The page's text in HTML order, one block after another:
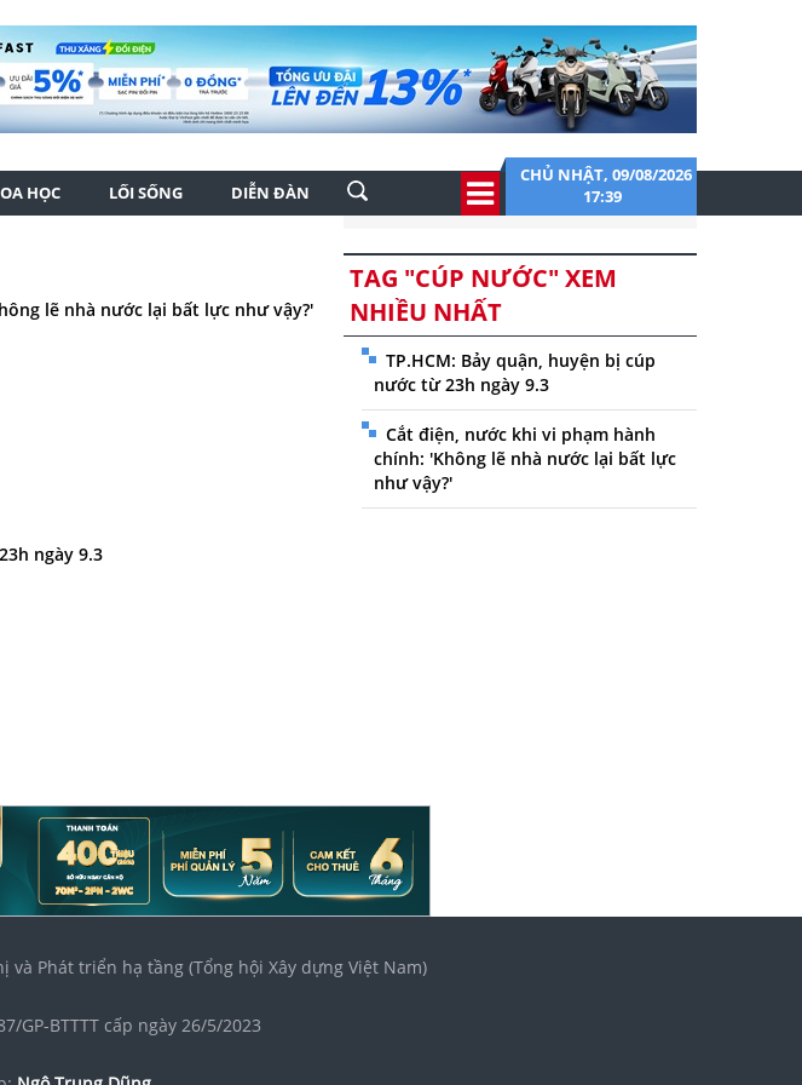
HỌC LỐI SỐNG DIỄN ĐÀN
CHỦ NHẬT, 09/08/2026
17:39
lẽ nhà nước lại bất lực như vậy?'
ngày 9.3
TAG "CÚP NƯỚC" XEM
NHIỀU NHẤT
TP.HCM: Bảy quận, huyện bị cúp
nước từ 23h ngày 9.3
Cắt điện, nước khi vi phạm hành
chính: 'Không lẽ nhà nước lại bất lực
như vậy?'
Phát triển hạ tầng (Tổng hội Xây dựng Việt Nam)
GP-BTTTT cấp ngày 26/5/2023